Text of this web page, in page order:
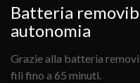
Batteria
autonomia
Grazie alla batteria
fili fino a 65 minuti.